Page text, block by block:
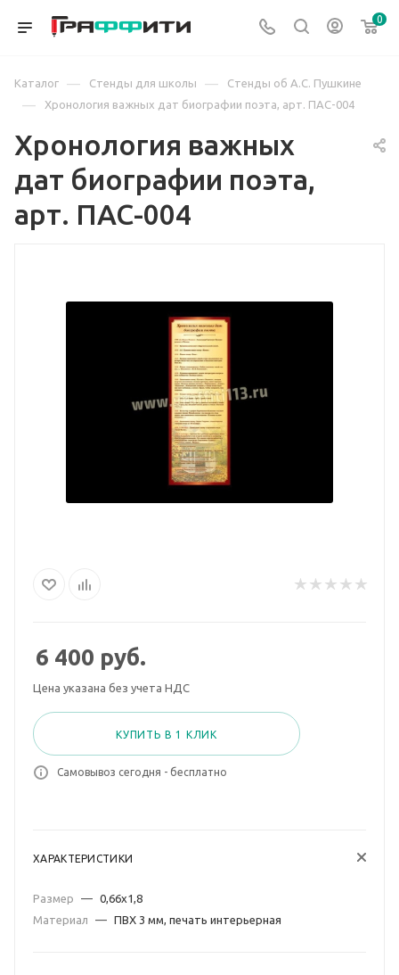
0
Каталог — Стенды для школы — Стенды об А.С. Пушкине
— Хронология важных дат биографии поэта, арт. ПАС-004
Хронология важных
дат биографии поэта,
арт. ПАС-004
6 400 руб.
Цена указана без учета НДС
КУПИТЬ В 1 КЛИК
Самовывоз сегодня - бесплатно
ХАРАКТЕРИСТИКИ
Размер — 0,66х1,8
Материал
— ПВХ 3 мм, печать интерьерная